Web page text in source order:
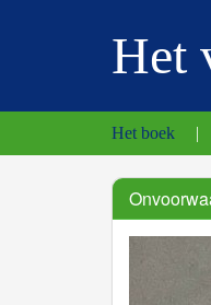
Het
Het boek |